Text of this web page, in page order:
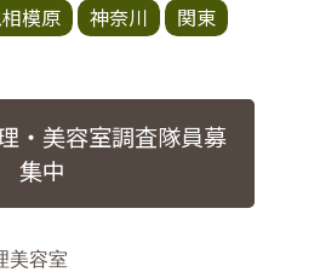
模原 神奈川 関東
・美容室調査隊員募
集中
美容室